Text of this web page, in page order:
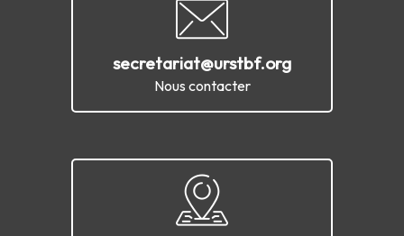
secretariat@urstbf.org
Nous contacter